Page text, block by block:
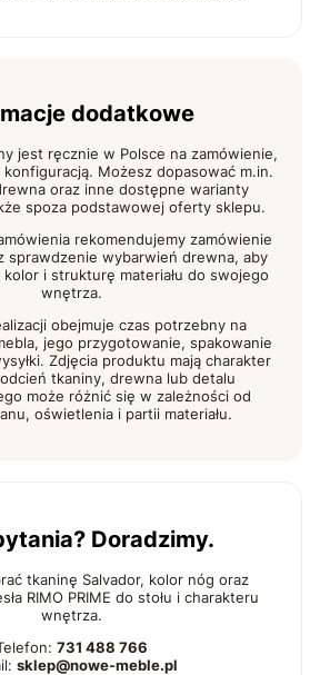
dodatkowe
jest ręcznie w Polsce na zamówienie,
Możesz dopasować m.in.
oraz inne dostępne warianty
spoza podstawowej oferty sklepu.
rekomendujemy zamówienie
sprawdzenie wybarwień drewna, aby
i strukturę materiału do swojego
wnętrza.
obejmuje czas potrzebny na
jego przygotowanie, spakowanie
Zdjęcia produktu mają charakter
tkaniny, drewna lub detalu
może różnić się w zależności od
oświetlenia i partii materiału.
Doradzimy.
tkaninę Salvador, kolor nóg oraz
RIMO PRIME do stołu i charakteru
wnętrza.
731 488 766
sklep@nowe-meble.pl